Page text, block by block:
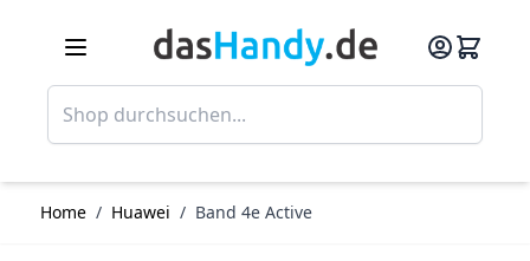
Home / Huawei / Band 4e Active